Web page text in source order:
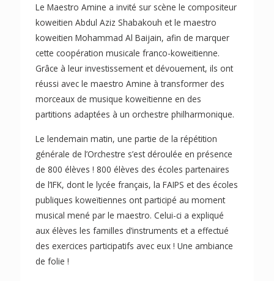
Le Maestro Amine a invité sur scène le compositeur
koweitien Abdul Aziz Shabakouh et le maestro
koweitien Mohammad Al Baijain, afin de marquer
cette coopération musicale franco-koweitienne.
Grâce à leur investissement et dévouement, ils ont
réussi avec le maestro Amine à transformer des
morceaux de musique koweïtienne en des
partitions adaptées à un orchestre philharmonique.
Le lendemain matin, une partie de la répétition
générale de l’Orchestre s’est déroulée en présence
de 800 élèves ! 800 élèves des écoles partenaires
de l’IFK, dont le lycée français, la FAIPS et des écoles
publiques koweïtiennes ont participé au moment
musical mené par le maestro. Celui-ci a expliqué
aux élèves les familles d’instruments et a effectué
des exercices participatifs avec eux ! Une ambiance
de folie !